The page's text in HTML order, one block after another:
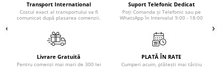
Beletristica
Carti erotice
Carti pentru Adolescenti, Young
Adult
Transport International
Costul exact al transportului va fi
comunicat după plasarea comenzii.
Suport Telefonic Dedicat
Poți Comanda și Telefonic sau pe
WhatsApp în Intervalul 9:00 - 18:00
Livrare Gratuită
Pentru comenzi mai mari de 300 lei
PLATĂ ÎN RATE
Cumperi acum, plătești mai târziu